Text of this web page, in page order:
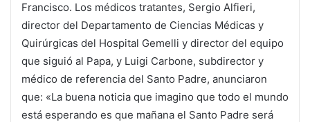
Francisco. Los médicos tratantes, Sergio Alfieri,
director del Departamento de Ciencias Médicas y
Quirúrgicas del Hospital Gemelli y director del equipo
que siguió al Papa, y Luigi Carbone, subdirector y
médico de referencia del Santo Padre, anunciaron
que: «La buena noticia que imagino que todo el mundo
está esperando es que mañana el Santo Padre será